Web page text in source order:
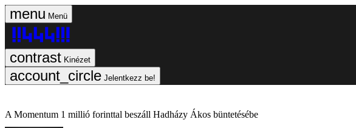
Menü
Kinézet
Jelentkezz be!
A Momentum 1 millió forinttal beszáll Hadházy Ákos büntetésébe